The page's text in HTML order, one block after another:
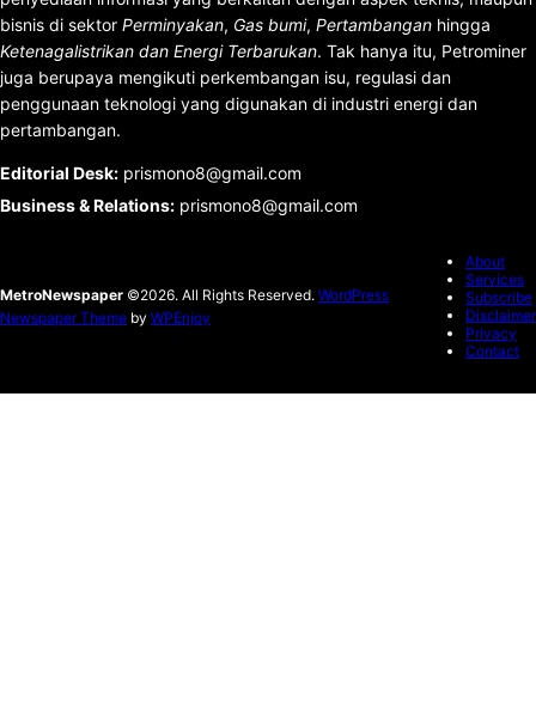
bisnis di sektor Perminyakan, Gas bumi, Pertambangan hingga
Ketenagalistrikan dan Energi Terbarukan. Tak hanya itu, Petrominer
juga berupaya mengikuti perkembangan isu, regulasi dan
penggunaan teknologi yang digunakan di industri energi dan
pertambangan.
Editorial Desk: prismono8@gmail.com
Business & Relations: prismono8@gmail.com
MetroNewspaper ©2026. All Rights Reserved. WordPress
Newspaper Theme by WPEnjoy
About
Services
Subscribe
Disclaimer
Privacy
Contact